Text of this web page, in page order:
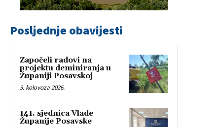
Posljednje obavijesti
Započeli radovi na
projektu deminiranja u
Županiji Posavskoj
3. kolovoza 2026.
141. sjednica Vlade
Županije Posavske